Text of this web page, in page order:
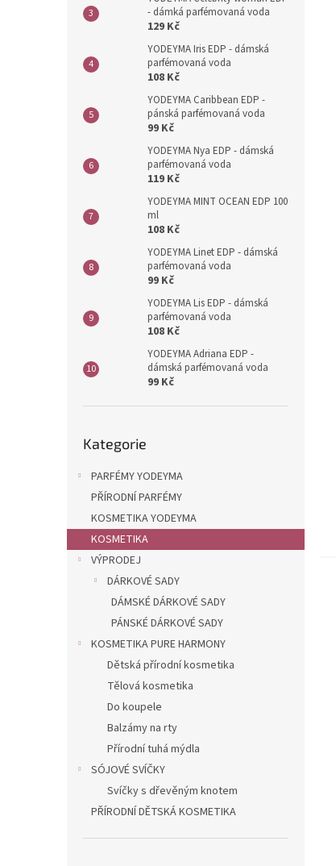
- dámká parfémovaná voda
129 Kč
YODEYMA Iris EDP - dámská
parfémovaná voda
108 Kč
YODEYMA Caribbean EDP -
pánská parfémovaná voda
99 Kč
YODEYMA Nya EDP - dámská
parfémovaná voda
119 Kč
YODEYMA MINT OCEAN EDP 100
ml
108 Kč
YODEYMA Linet EDP - dámská
parfémovaná voda
99 Kč
YODEYMA Lis EDP - dámská
parfémovaná voda
108 Kč
YODEYMA Adriana EDP -
dámská parfémovaná voda
99 Kč
kategorie
Kategorie
PARFÉMY YODEYMA
PŘÍRODNÍ PARFÉMY
KOSMETIKA YODEYMA
KOSMETIKA
VÝPRODEJ
DÁRKOVÉ SADY
DÁMSKÉ DÁRKOVÉ SADY
PÁNSKÉ DÁRKOVÉ SADY
KOSMETIKA PURE HARMONY
Dětská přírodní kosmetika
Tělová kosmetika
Do koupele
Balzámy na rty
Přírodní tuhá mýdla
SÓJOVÉ SVÍČKY
Svíčky s dřevěným knotem
PŘÍRODNÍ DĚTSKÁ KOSMETIKA